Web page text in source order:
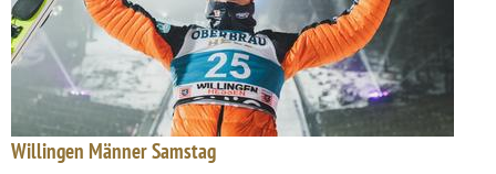
Willingen Männer Samstag